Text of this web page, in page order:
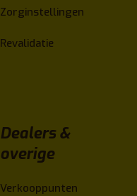
Zorginstellingen
Revalidatie
Dealers &
overige
Verkooppunten